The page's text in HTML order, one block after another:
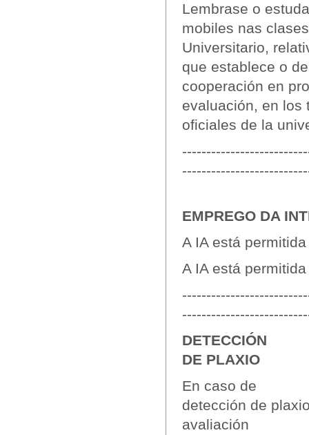
Lembrase o
mobiles nas
Universitario,
que establece o
cooperación en
evaluación, en los
oficiales de la
EMPREGO DA
A IA está
A IA está
DETECCIÓN
DE PLAXIO
En caso de
detección de
avaliación